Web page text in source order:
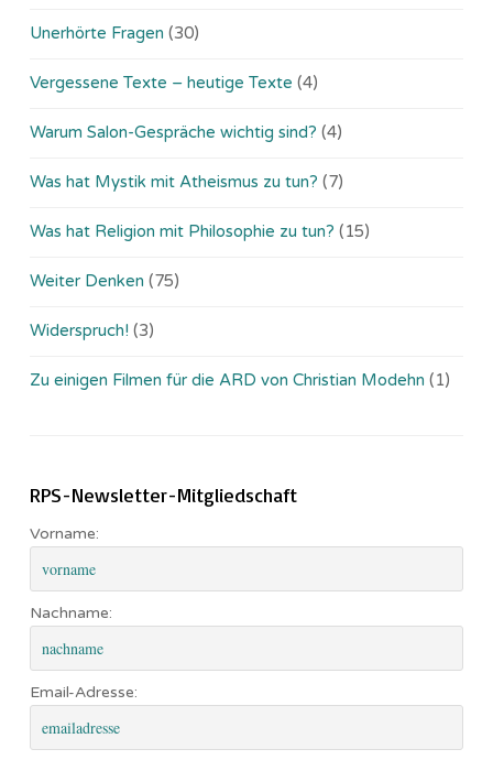
Unerhörte Fragen (30)
Vergessene Texte – heutige Texte (4)
Warum Salon-Gespräche wichtig sind? (4)
Was hat Mystik mit Atheismus zu tun? (7)
Was hat Religion mit Philosophie zu tun? (15)
Weiter Denken (75)
Widerspruch! (3)
Zu einigen Filmen für die ARD von Christian Modehn (1)
RPS-Newsletter-Mitgliedschaft
Vorname:
Nachname:
Email-Adresse: